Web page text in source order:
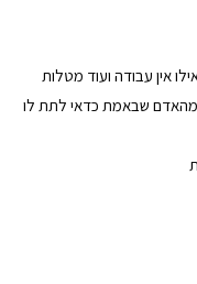
אין עבודה ועוד מטלות
מהאדם שבאמת כדאי לתת לו